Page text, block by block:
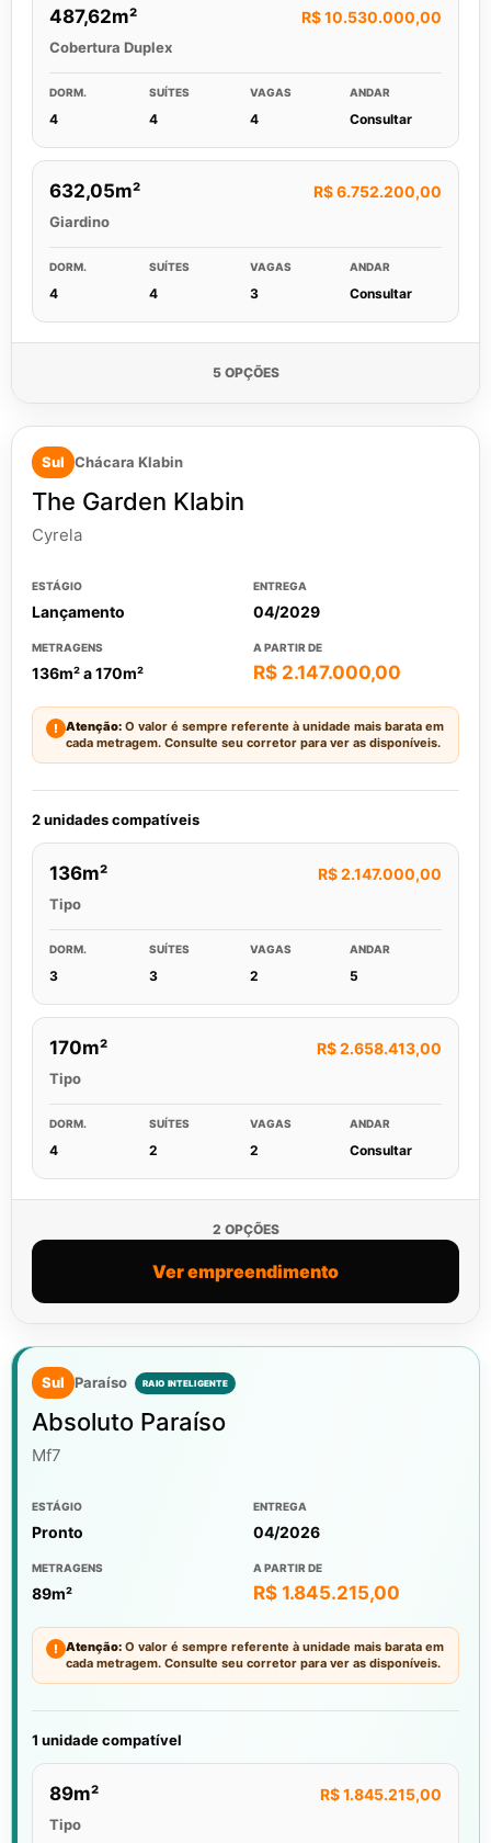
487,62m² R$ 10.530.000,00
Cobertura Duplex
DORM.
4
SUÍTES
4
VAGAS
4
ANDAR
Consultar
632,05m² R$ 6.752.200,00
Giardino
DORM.
4
SUÍTES
4
VAGAS
3
ANDAR
Consultar
5 OPÇÕES
Sul Chácara Klabin
The Garden Klabin
Cyrela
ESTÁGIO
Lançamento
ENTREGA
04/2029
METRAGENS
136m² a 170m²
A PARTIR DE
R$ 2.147.000,00
! Atenção: O valor é sempre referente à unidade mais barata em
cada metragem. Consulte seu corretor para ver as disponíveis.
2 unidades compatíveis
136m² R$ 2.147.000,00
Tipo
DORM.
3
SUÍTES
3
VAGAS
2
ANDAR
5
170m² R$ 2.658.413,00
Tipo
DORM.
4
SUÍTES
2
VAGAS
2
ANDAR
Consultar
2 OPÇÕES
Ver empreendimento
Sul Paraíso
Absoluto Paraíso
Mf7
ESTÁGIO
Pronto
ENTREGA
04/2026
METRAGENS
89m²
A PARTIR DE
R$ 1.845.215,00
! Atenção: O valor é sempre referente à unidade mais barata em
cada metragem. Consulte seu corretor para ver as disponíveis.
1 unidade compatível
89m² R$ 1.845.215,00
Tipo